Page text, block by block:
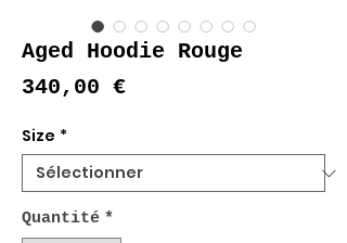
Aged Hoodie Rouge
340,00 €Prix
Size *
Quantité *